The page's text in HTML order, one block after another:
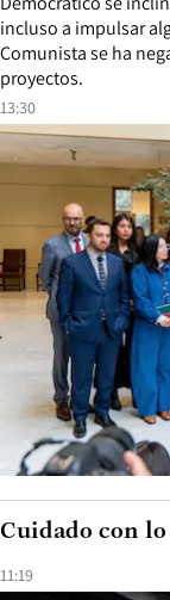
13:30
incluso a impulsar
Comunista se ha
proyectos.
11:19
Cuidado con lo